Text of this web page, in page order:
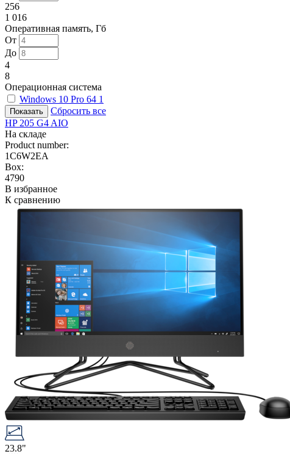
256
1 016
Оперативная память, Гб
От
До
4
8
Операционная система
Windows 10 Pro 64 1
Сбросить все
HP 205 G4 AIO
На складе
Product number:
1C6W2EA
Box:
4790
В избранное
К сравнению
23.8"